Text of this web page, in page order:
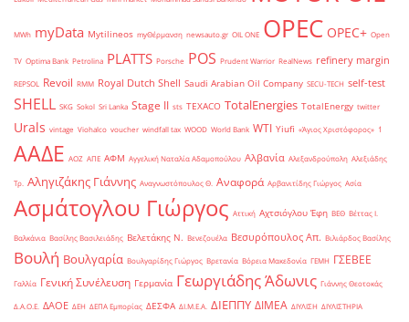
MWh myData Mytilineos myΘέρμανση newsauto.gr OIL ONE OPEC OPEC+ Open
TV Optima Bank Petrolina PLATTS Porsche POS Prudent Warrior RealNews refinery margin
REPSOL Revoil RMM Royal Dutch Shell Saudi Arabian Oil Company SECU-TECH self-test
SHELL SKG Sokol Sri Lanka Stage II sts TEXACO TotalEnergies TotalEnergy twitter
Urals vintage Viohalco voucher windfall tax WOOD World Bank WTI Yiufi «Άγιος Χριστόφορος» ΄1
ΑΑΔΕ ΑΟΖ ΑΠΕ ΑΦΜ Αγγελική Ναταλία Αδαμοπούλου Αλβανία Αλεξανδρούπολη Αλεξιάδης
Τρ. Αληγιζάκης Γιάννης Αναγνωστόπουλος Θ. Αναφορά Αρβανιτίδης Γιώργος Ασία
Ασμάτογλου Γιώργος Αττική Αχτσιόγλου Έφη ΒΕΘ Βέττας Ι.
Βαλκάνια Βασίλης Βασιλειάδης Βελετάκης Ν. Βενεζουέλα Βεσυρόπουλος Απ. Βιλιάρδος Βασίλης
Βουλή Βουλγαρία Βουλγαρίδης Γιώργος Βρετανία Βόρεια Μακεδονία ΓΕΜΗ ΓΣΕΒΕΕ
Γαλλία Γενική Συνέλευση Γερμανία Γεωργιάδης Άδωνις Γιάννης Θεοτοκάς
Δ.Α.Ο.Ε. ΔΑΟΕ ΔΕΗ ΔΕΠΑ Εμπορίας ΔΕΣΦΑ ΔΙ.Μ.Ε.Α. ΔΙΕΠΠΥ ΔΙΜΕΑ ΔΙΥΛΙΣΗ ΔΙΥΛΙΣΤΗΡΙΑ